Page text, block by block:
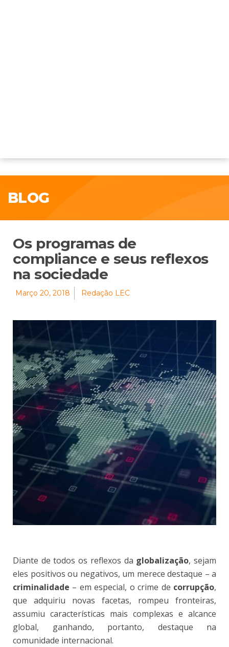
BLOG
Os programas de
compliance e seus reflexos
na sociedade
Março 20, 2018 Redação LEC
Diante de todos os reflexos da globalização, sejam
eles positivos ou negativos, um merece destaque – a
criminalidade – em especial, o crime de corrupção,
que adquiriu novas facetas, rompeu fronteiras,
assumiu características mais complexas e alcance
global, ganhando, portanto, destaque na
comunidade internacional.